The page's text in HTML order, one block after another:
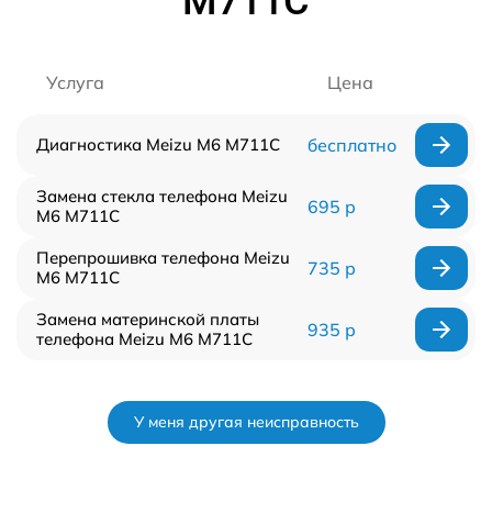
Услуга Цена
Диагностика Meizu M6 M711C бесплатно
Замена стекла телефона Meizu
M6 M711C
695 р
Перепрошивка телефона Meizu
M6 M711C
735 р
Замена материнской платы
телефона Meizu M6 M711C
935 р
У меня другая неисправность